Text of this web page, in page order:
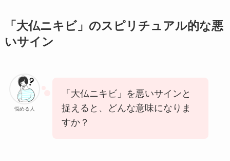
「大仏ニキビ」のスピリチュアル的な悪
いサイン
悩める人
「大仏ニキビ」を悪いサインと
捉えると、どんな意味になりま
すか？